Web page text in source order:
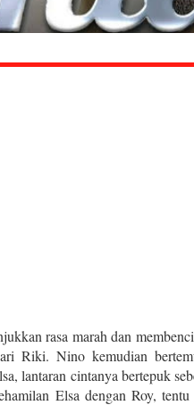
rasa marah dan
Riki. Nino kemudian
lantaran cintanya bertepuk
Elsa dengan Roy,